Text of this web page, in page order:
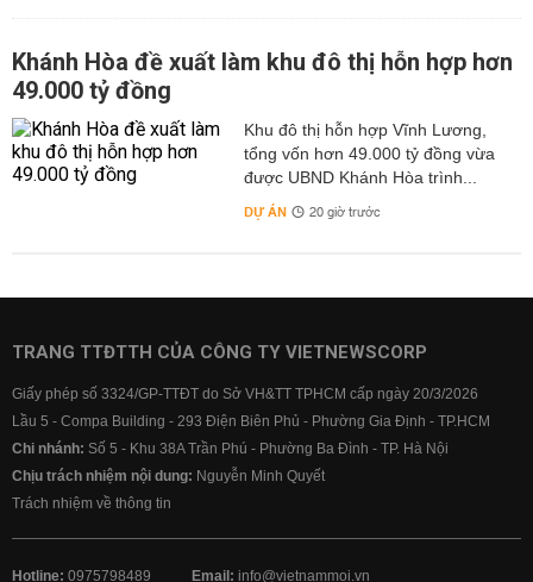
Khánh Hòa đề xuất làm khu đô thị hỗn hợp hơn
49.000 tỷ đồng
Khu đô thị hỗn hợp Vĩnh Lương,
tổng vốn hơn 49.000 tỷ đồng vừa
được UBND Khánh Hòa trình...
DỰ ÁN 20 giờ trước
TRANG TTĐTTH CỦA CÔNG TY VIETNEWSCORP
Giấy phép số 3324/GP-TTĐT do Sở VH&TT TPHCM cấp ngày 20/3/2026
Lầu 5 - Compa Building - 293 Điện Biên Phủ - Phường Gia Định - TP.HCM
Chi nhánh: Số 5 - Khu 38A Trần Phú - Phường Ba Đình - TP. Hà Nội
Chịu trách nhiệm nội dung: Nguyễn Minh Quyết
Trách nhiệm về thông tin
Hotline: 0975798489 Email: info@vietnammoi.vn